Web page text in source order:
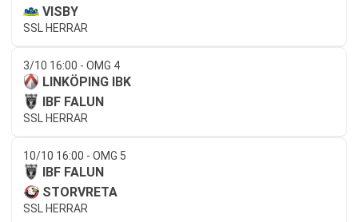
VISBY
SSL HERRAR
3/10 16:00 - OMG 4
LINKÖPING IBK
IBF FALUN
SSL HERRAR
10/10 16:00 - OMG 5
IBF FALUN
STORVRETA
SSL HERRAR